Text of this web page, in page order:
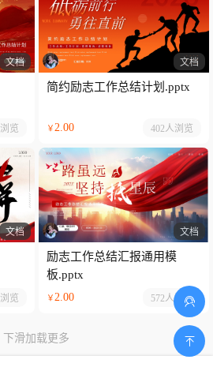
文档
浏览
文档
简约励志工作总结计划.pptx
￥2.00 402人浏览
文档
浏览
文档
励志工作总结汇报通用模
板.pptx
￥2.00 572人浏览
下滑加载更多